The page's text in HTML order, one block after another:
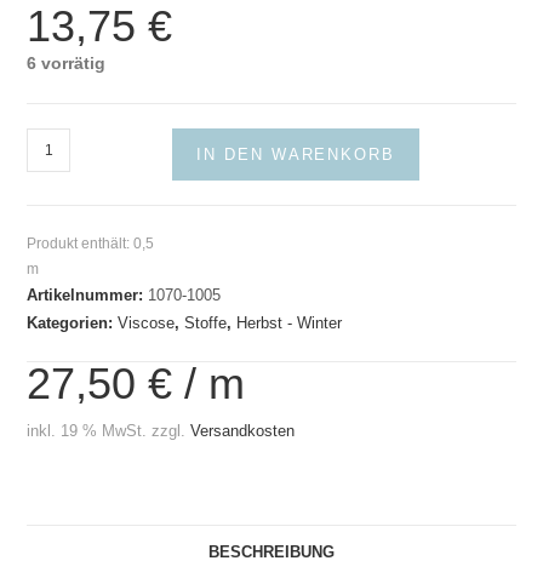
13,75€
6 vorrätig
Viscosecrepe
Orange
IN DEN WARENKORB
Produkt enthält: 0,5
m
Artikelnummer: 1070-1005
Kategorien:Viscose,Stoffe, Herbst - Winter
27,50€ / m
inkl. 19 % MwSt. zzgl.Versandkosten
BESCHREIBUNG